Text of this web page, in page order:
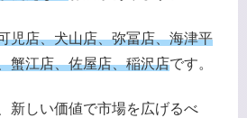
児店、犬山店、弥冨店、海津平
蟹江店、佐屋店、稲沢店です。
新しい価値で市場を広げるべ